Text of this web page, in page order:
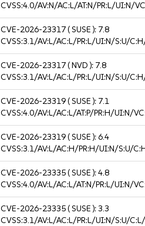
CVSS:4.0/AV:N/AC:L/AT:N/PR:L/UI:N/
CVE-2026-23317( SUSE ): 7.8
CVSS:3.1/AV:L/AC:L/PR:L/UI:N/S:U/
CVE-2026-23317( NVD ): 7.8
CVSS:3.1/AV:L/AC:L/PR:L/UI:N/S:U/
CVE-2026-23319( SUSE ): 7.1
CVSS:4.0/AV:L/AC:L/AT:P/PR:H/UI:N/
CVE-2026-23319( SUSE ):6.4
CVSS:3.1/AV:L/AC:H/PR:H/UI:N/S:U/
CVE-2026-23335( SUSE ):4.8
CVSS:4.0/AV:L/AC:L/AT:N/PR:L/UI:N/
CVE-2026-23335( SUSE ):3.3
CVSS:3.1/AV:L/AC:L/PR:L/UI:N/S:U/